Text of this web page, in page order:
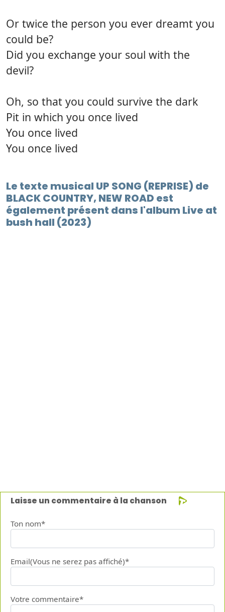
Or twice the person you ever dreamt you
could be?
Did you exchange your soul with the
devil?
Oh, so that you could survive the dark
Pit in which you once lived
You once lived
You once lived
Le texte musical UP SONG (REPRISE) de
BLACK COUNTRY, NEW ROAD est
également présent dans l'album Live at
bush hall (2023)
Laisse un commentaire à la chanson
Ton nom*
Email(Vous ne serez pas affiché)*
Votre commentaire*